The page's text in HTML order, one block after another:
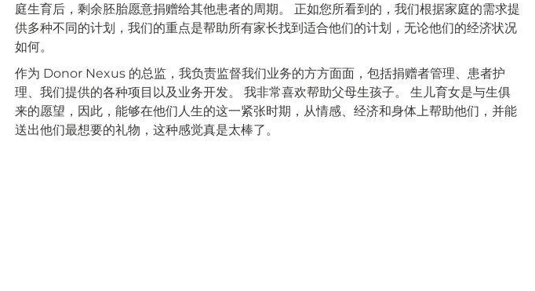
庭生育后，剩余胚胎愿意捐赠给其他患者的周期。 正如您所看到的，我们根据家庭的需求提
供多种不同的计划，我们的重点是帮助所有家长找到适合他们的计划，无论他们的经济状况
如何。
作为 Donor Nexus 的总监，我负责监督我们业务的方方面面，包括捐赠者管理、患者护
理、我们提供的各种项目以及业务开发。 我非常喜欢帮助父母生孩子。 生儿育女是与生俱
来的愿望，因此，能够在他们人生的这一紧张时期，从情感、经济和身体上帮助他们，并能
送出他们最想要的礼物，这种感觉真是太棒了。